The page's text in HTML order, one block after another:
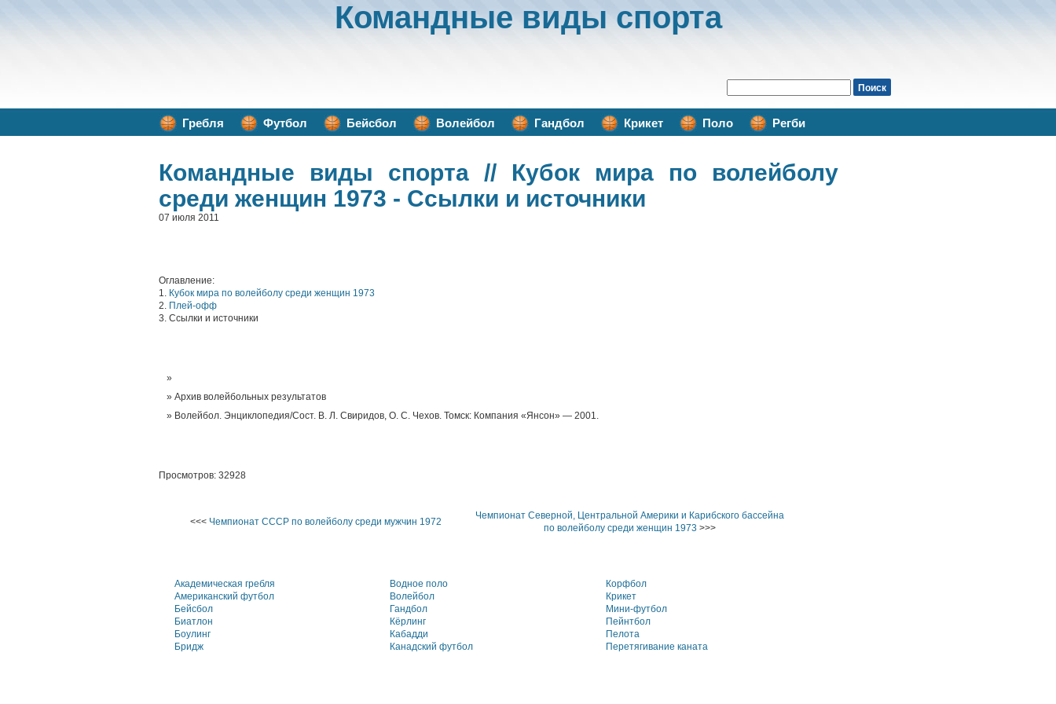
Командные виды спорта
Гребля Футбол Бейсбол Волейбол Гандбол Крикет Поло Регби
Командные виды спорта // Кубок мира по волейболу
среди женщин 1973 - Ссылки и источники
07 июля 2011
Оглавление:
1. Кубок мира по волейболу среди женщин 1973
2. Плей-офф
3. Ссылки и источники
Архив волейбольных результатов
Волейбол. Энциклопедия/Сост. В. Л. Свиридов, О. С. Чехов. Томск: Компания «Янсон» — 2001.
Просмотров: 32928
<<< Чемпионат СССР по волейболу среди мужчин 1972
Чемпионат Северной, Центральной Америки и Карибского бассейна
по волейболу среди женщин 1973 >>>
Академическая гребля
Американский футбол
Бейсбол
Биатлон
Боулинг
Бридж
Водное поло
Волейбол
Гандбол
Кёрлинг
Кабадди
Канадский футбол
Корфбол
Крикет
Мини-футбол
Пейнтбол
Пелота
Перетягивание каната